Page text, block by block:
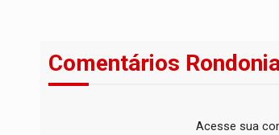
Comentários
Acesse sua